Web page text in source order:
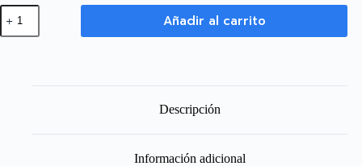
Cable
de
Cobre
Añadir al carrito
Descripción
Información adicional